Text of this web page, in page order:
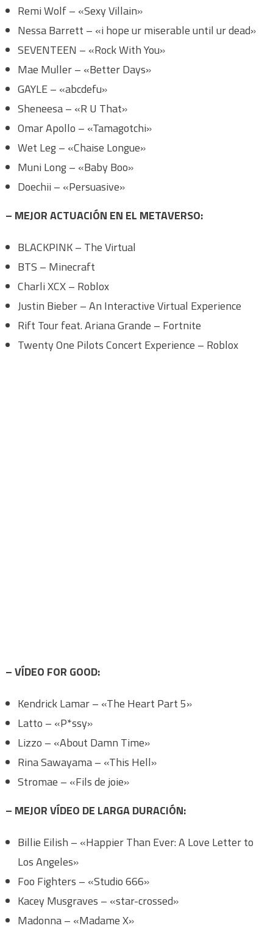
Remi Wolf – «Sexy Villain»
Nessa Barrett – «i hope ur miserable until ur dead»
SEVENTEEN – «Rock With You»
Mae Muller – «Better Days»
GAYLE – «abcdefu»
Sheneesa – «R U That»
Omar Apollo – «Tamagotchi»
Wet Leg – «Chaise Longue»
Muni Long – «Baby Boo»
Doechii – «Persuasive»
– MEJOR ACTUACIÓN EN EL METAVERSO:
BLACKPINK – The Virtual
BTS – Minecraft
Charli XCX – Roblox
Justin Bieber – An Interactive Virtual Experience
Rift Tour feat. Ariana Grande – Fortnite
Twenty One Pilots Concert Experience – Roblox
– VÍDEO FOR GOOD:
Kendrick Lamar – «The Heart Part 5»
Latto – «P*ssy»
Lizzo – «About Damn Time»
Rina Sawayama – «This Hell»
Stromae – «Fils de joie»
– MEJOR VÍDEO DE LARGA DURACIÓN:
Billie Eilish – «Happier Than Ever: A Love Letter to
Los Angeles»
Foo Fighters – «Studio 666»
Kacey Musgraves – «star-crossed»
Madonna – «Madame X»